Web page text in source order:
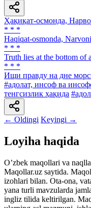
Ҳақиқат-осмонда,
* * *
Haqiqat-osmonda,
* * *
Truth lies at the bottom of
* * *
Ищи правду на дне
#адолат, инсоф ва
тенгсизлик ҳақида
← Oldingi Keyingi →
Loyiha haqida
Oʼzbek maqollari va
Maqollar.uz saytida.
izohlari bilan. Ota-ona,
yana turli mavzularda
ingliz tilida keltirilgan.